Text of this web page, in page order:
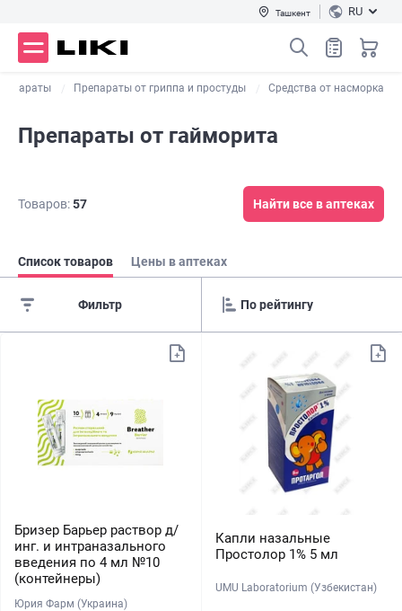
Ташкент RU
Препараты от гриппа и простуды Средства от насморка
Препараты от гайморита
Товаров:57 Найти все в аптеках
Список товаров Цены в аптеках
Фильтр
Бризер Барьер раствор д/
инг. и интраназального
введения по 4 мл №10
(контейнеры)
Юрия Фарм (Украина)
Капли назальные
Простолор 1% 5 мл
UMU Laboratorium (Узбекистан)